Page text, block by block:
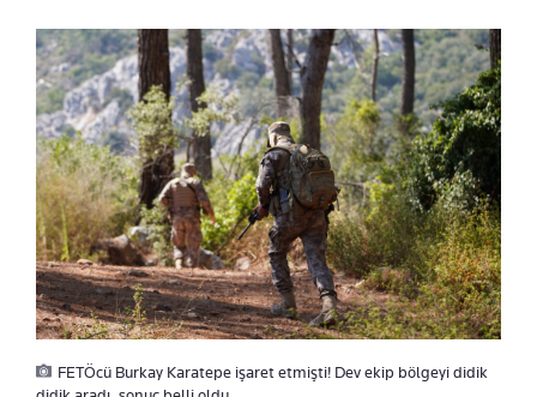
FETÖcü Burkay Karatepe işaret etmişti! Dev ekip bölgeyi didik